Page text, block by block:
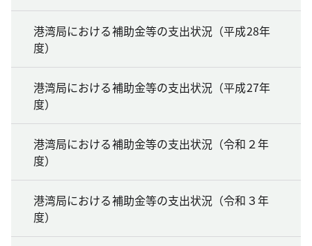
港湾局における補助金等の支出状況（平成28年
度）
港湾局における補助金等の支出状況（平成27年
度）
港湾局における補助金等の支出状況（令和２年
度）
港湾局における補助金等の支出状況（令和３年
度）